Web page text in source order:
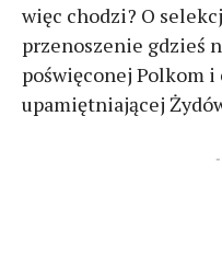
więc chodzi? O
przenoszenie gdzieś
poświęconej Polkom
upamiętniającej